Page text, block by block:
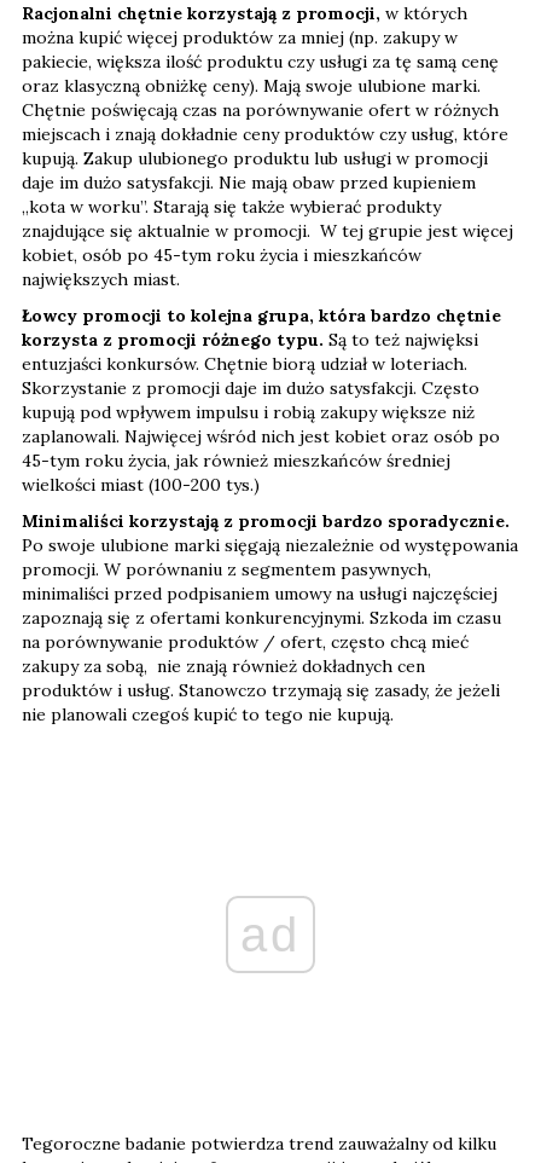
Racjonalni chętnie korzystają z promocji, w których
można kupić więcej produktów za mniej (np. zakupy w
pakiecie, większa ilość produktu czy usługi za tę samą cenę
oraz klasyczną obniżkę ceny). Mają swoje ulubione marki.
Chętnie poświęcają czas na porównywanie ofert w różnych
miejscach i znają dokładnie ceny produktów czy usług, które
kupują. Zakup ulubionego produktu lub usługi w promocji
daje im dużo satysfakcji. Nie mają obaw przed kupieniem
„kota w worku”. Starają się także wybierać produkty
znajdujące się aktualnie w promocji. W tej grupie jest więcej
kobiet, osób po 45-tym roku życia i mieszkańców
największych miast.
Łowcy promocji to kolejna grupa, która bardzo chętnie
korzysta z promocji różnego typu. Są to też najwięksi
entuzjaści konkursów. Chętnie biorą udział w loteriach.
Skorzystanie z promocji daje im dużo satysfakcji. Często
kupują pod wpływem impulsu i robią zakupy większe niż
zaplanowali. Najwięcej wśród nich jest kobiet oraz osób po
45-tym roku życia, jak również mieszkańców średniej
wielkości miast (100-200 tys.)
Minimaliści korzystają z promocji bardzo sporadycznie.
Po swoje ulubione marki sięgają niezależnie od występowania
promocji. W porównaniu z segmentem pasywnych,
minimaliści przed podpisaniem umowy na usługi najczęściej
zapoznają się z ofertami konkurencyjnymi. Szkoda im czasu
na porównywanie produktów / ofert, często chcą mieć
zakupy za sobą, nie znają również dokładnych cen
produktów i usług. Stanowczo trzymają się zasady, że jeżeli
nie planowali czegoś kupić to tego nie kupują.
ad
Tegoroczne badanie potwierdza trend zauważalny od kilku